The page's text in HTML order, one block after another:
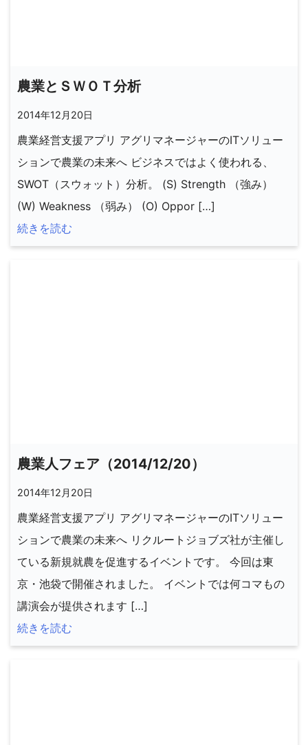
農業とＳＷＯＴ分析
2014年12月20日
農業経営支援アプリ アグリマネージャーのITソリュー
ションで農業の未来へ ビジネスではよく使われる、
SWOT（スウォット）分析。 (S) Strength （強み）
(W) Weakness （弱み） (O) Oppor […]
続きを読む
農業人フェア（2014/12/20）
2014年12月20日
農業経営支援アプリ アグリマネージャーのITソリュー
ションで農業の未来へ リクルートジョブズ社が主催し
ている新規就農を促進するイベントです。 今回は東
京・池袋で開催されました。 イベントでは何コマもの
講演会が提供されます […]
続きを読む